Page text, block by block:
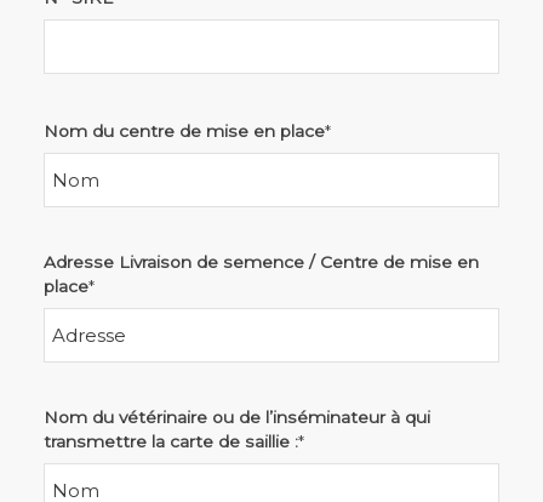
Nom du centre de mise en place*
Adresse Livraison de semence / Centre de mise en
place*
Nom du vétérinaire ou de l’inséminateur à qui
transmettre la carte de saillie :*